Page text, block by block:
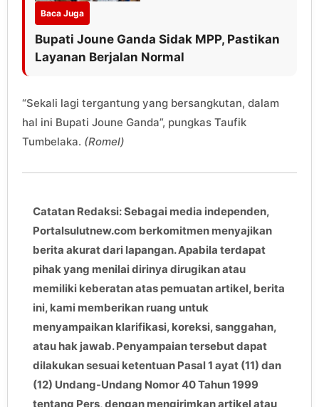
Baca Juga
Bupati Joune Ganda Sidak MPP, Pastikan
Layanan Berjalan Normal
“Sekali lagi tergantung yang bersangkutan, dalam
hal ini Bupati Joune Ganda”, pungkas Taufik
Tumbelaka. (Romel)
Catatan Redaksi: Sebagai media independen,
Portalsulutnew.com berkomitmen menyajikan
berita akurat dari lapangan. Apabila terdapat
pihak yang menilai dirinya dirugikan atau
memiliki keberatan atas pemuatan artikel, berita
ini, kami memberikan ruang untuk
menyampaikan klarifikasi, koreksi, sanggahan,
atau hak jawab. Penyampaian tersebut dapat
dilakukan sesuai ketentuan Pasal 1 ayat (11) dan
(12) Undang-Undang Nomor 40 Tahun 1999
tentang Pers, dengan mengirimkan artikel atau